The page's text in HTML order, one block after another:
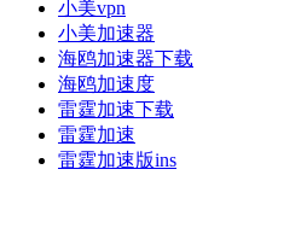
小美vpn
小美加速器
海鸥加速器下载
海鸥加速度
雷霆加速下载
雷霆加速
雷霆加速版ins